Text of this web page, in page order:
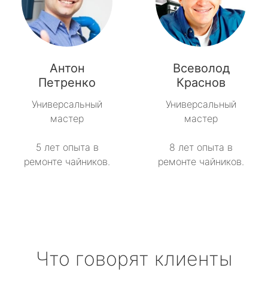
Антон
Петренко
Универсальный
мастер
5 лет опыта в
ремонте чайников.
Всеволод
Краснов
Универсальный
мастер
8 лет опыта в
ремонте чайников.
Что говорят клиенты